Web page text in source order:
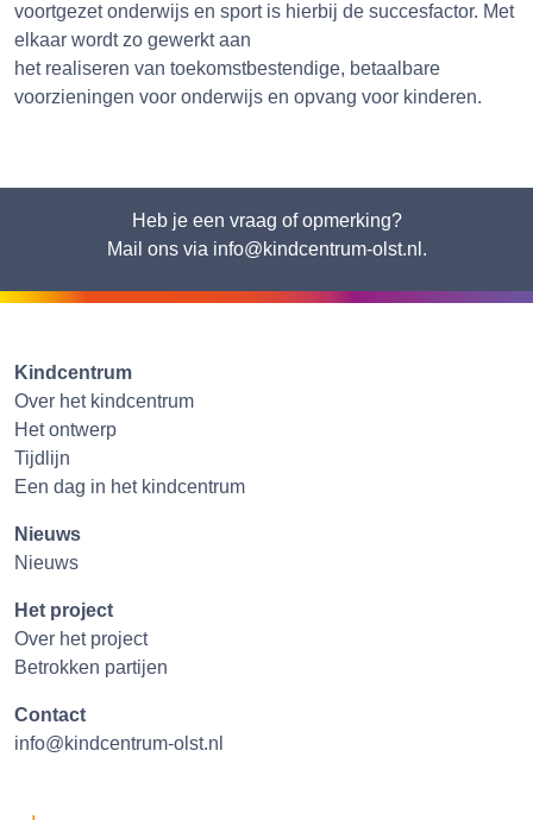
voortgezet onderwijs en sport is hierbij de succesfactor. Met
elkaar wordt zo gewerkt aan
het realiseren van toekomstbestendige, betaalbare
voorzieningen voor onderwijs en opvang voor kinderen.
Heb je een vraag of opmerking?
Mail ons via info@kindcentrum-olst.nl.
Kindcentrum
Over het kindcentrum
Het ontwerp
Tijdlijn
Een dag in het kindcentrum
Nieuws
Nieuws
Het project
Over het project
Betrokken partijen
Contact
info@kindcentrum-olst.nl